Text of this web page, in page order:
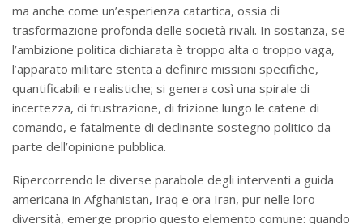
ma anche come un’esperienza catartica, ossia di
trasformazione profonda delle società rivali. In sostanza, se
l’ambizione politica dichiarata è troppo alta o troppo vaga,
l’apparato militare stenta a definire missioni specifiche,
quantificabili e realistiche; si genera così una spirale di
incertezza, di frustrazione, di frizione lungo le catene di
comando, e fatalmente di declinante sostegno politico da
parte dell’opinione pubblica.
Ripercorrendo le diverse parabole degli interventi a guida
americana in Afghanistan, Iraq e ora Iran, pur nelle loro
diversità, emerge proprio questo elemento comune: quando